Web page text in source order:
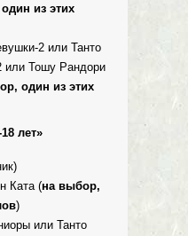
из этих
2 или Танто
или Тошу Рандори
один из этих
лет»
Ката (на выбор,
)
или Танто